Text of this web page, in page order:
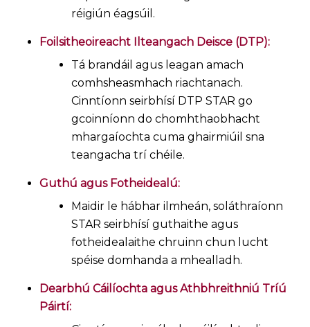
réigiún éagsúil.
Foilsitheoireacht Ilteangach Deisce (DTP):
Tá brandáil agus leagan amach
comhsheasmhach riachtanach.
Cinntíonn seirbhísí DTP STAR go
gcoinníonn do chomhthaobhacht
mhargaíochta cuma ghairmiúil sna
teangacha trí chéile.
Guthú agus Fotheidealú:
Maidir le hábhar ilmheán, soláthraíonn
STAR seirbhísí guthaithe agus
fotheidealaithe chruinn chun lucht
spéise domhanda a mhealladh.
Dearbhú Cáilíochta agus Athbhreithniú Tríú
Páirtí: